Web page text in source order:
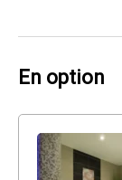
En option